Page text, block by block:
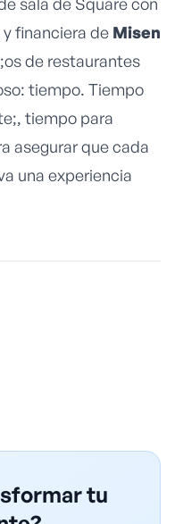
financiera de Misen
de restaurantes
tiempo. Tiempo
tiempo para
asegurar que cada
una experiencia
tu